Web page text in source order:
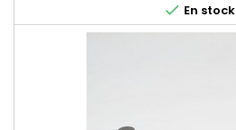
 En stock